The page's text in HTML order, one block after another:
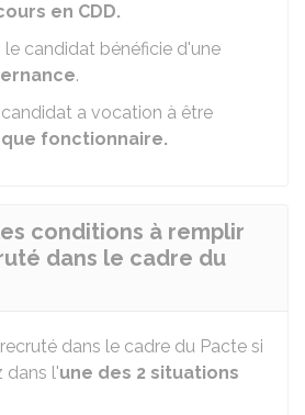
en CDD.
le candidat bénéficie d'une
.
a vocation à être
fonctionnaire.
conditions à remplir
dans le cadre du
dans le cadre du Pacte si
dans l'une des 2 situations